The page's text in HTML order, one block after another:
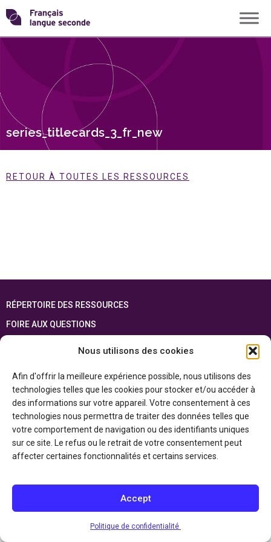
Nous utilisons des cookies
Afin d'offrir la meilleure expérience possible, nous utilisons des
technologies telles que les cookies pour stocker et/ou accéder à
des informations sur votre appareil. Votre consentement à ces
technologies nous permettra de traiter des données telles que
votre comportement de navigation ou des identifiants uniques
sur ce site. Le refus ou le retrait de votre consentement peut
affecter certaines fonctionnalités et certains services.
Accept
Politique de confidentialité
Skip
to
content
Transformons
langue
series_titlecards_3_fr_new
RETOUR À TOUTES LES RESSOURCES
RÉPERTOIRE DES RESSOURCES
FOIRE AUX QUESTIONS
Cette ressource est réalisée grâce au soutien financier du gouvernement de
l’Ontario et du gouvernement du Canada par l’entremise du ministère du
Patrimoine canadien
Politique de confidentialité